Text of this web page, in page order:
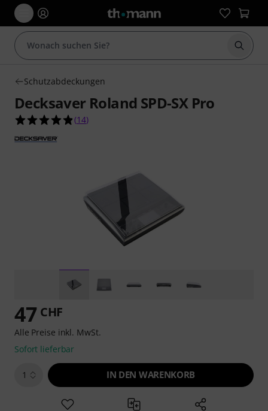
Suche
Schutzabdeckungen
Decksaver Roland SPD-SX Pro
4.9 von 5 Sternen aus 14 Kundenbewertungen
(14)
47 CHF
Alle Preise inkl. MwSt.
Sofort lieferbar
1 IN DEN WARENKORB